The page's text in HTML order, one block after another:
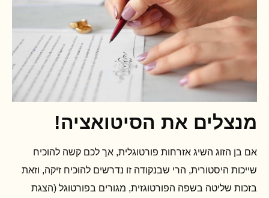
מנצלים את הסיטואציה!
אם בן הזוג השיג אזרחות פורטוגלית, אך לכם קשה להוכיח
שייכות היסטורית, הרי שבנקודה זו נדרשים להוכיח זיקה, וזאת
בזכות שליטה בשפה הפורטוגזית, מגורים בפורטוגל (הצגת